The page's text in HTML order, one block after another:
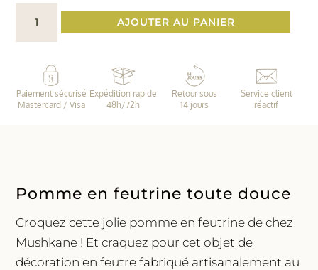
quantité
Pomme
feutrine
|
AJOUTER AU PANIER
Paiement sécurisé
Mastercard / Visa
Expédition rapide
48h/72h
Retour sous
14 jours
Service client
réactif
Pomme en feutrine toute douce
Croquez cette jolie pomme en feutrine de chez
Mushkane ! Et craquez pour cet objet de
décoration en feutre fabriqué artisanalement au